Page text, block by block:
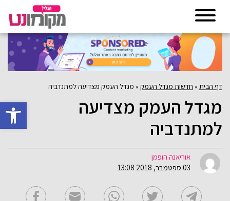
פתח
דף הבית » חדשות מגדל העמק» מגדל העמק מצדיעה למתנדביה
מגדל העמק מצדיעה
למתנדביה
אוריאנה הופמן
03 ספטמבר, 2018 13:08